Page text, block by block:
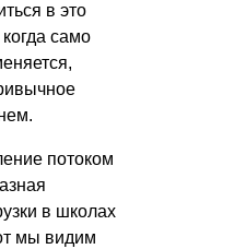
в это
само
потоком
в школах
мы видим